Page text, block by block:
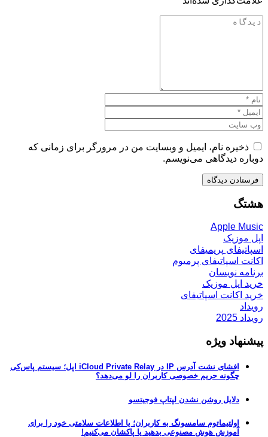
ذخیره نام، ایمیل و وبسایت من در مرورگر برای زمانی که
دوباره دیدگاهی می‌نویسم.
هشتگ
Apple Music
اپل موزیک
اسپاتیفای پریمیفای
اکانت اسپاتیفای پرمیوم
برنامه نویسان
خرید اپل موزیک
خرید اکانت اسپاتیفای
رویداد
رویداد 2025
پیشنهاد ویژه
افشای نشت آدرس IP در iCloud Private Relay اپل؛ سیستم پاس‌کی
چگونه حریم خصوصی کاربران را لو می‌دهد؟
دلایل روشن نشدن لپتاپ فوجیتسو
اولتیماتوم سامسونگ به کاربران؛ یا اطلاعات سلامتی خود را برای
آموزش هوش مصنوعی بدهید یا پاکشان می‌کنیم!